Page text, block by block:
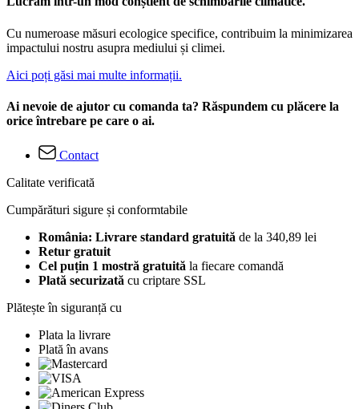
Cu numeroase măsuri ecologice specifice, contribuim la minimizarea
impactului nostru asupra mediului și climei.
Aici poți găsi mai multe informații.
Ai nevoie de ajutor cu comanda ta? Răspundem cu plăcere la
orice întrebare pe care o ai.
Contact
Calitate verificată
Cumpărături sigure și conformtabile
România: Livrare standard gratuită de la 340,89 lei
Retur gratuit
Cel puțin 1 mostră gratuită la fiecare comandă
Plată securizată cu criptare SSL
Plătește în siguranță cu
Plata la livrare
Plată în avans